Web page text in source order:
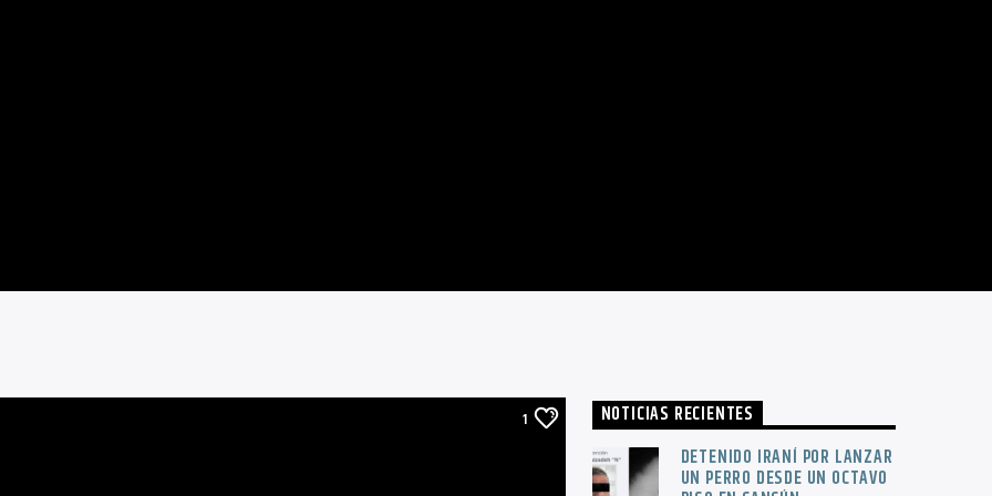
1
NOTICIAS RECIENTES
DETENIDO IRANÍ POR LANZAR
UN PERRO DESDE UN OCTAVO